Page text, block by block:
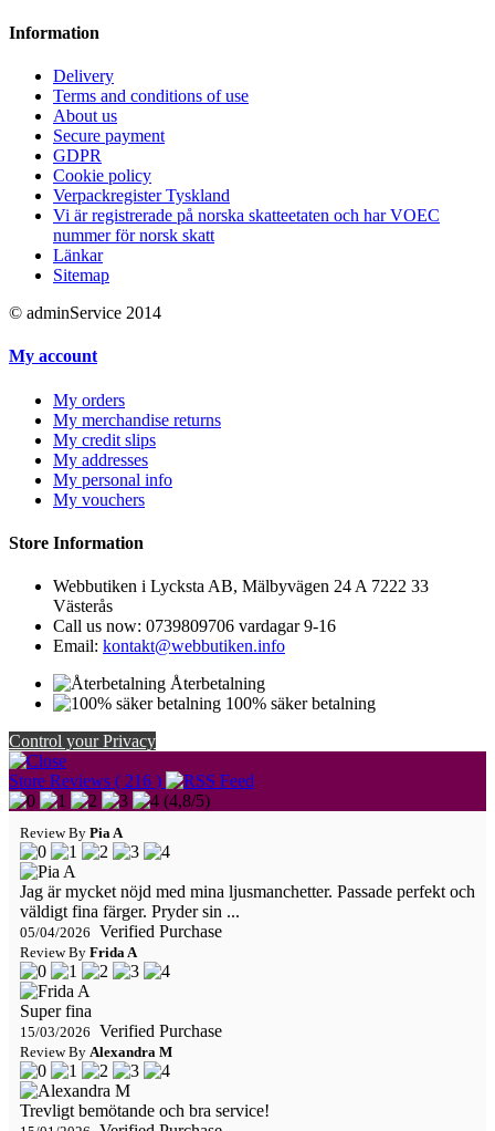
Information
Delivery
Terms and conditions of use
About us
Secure payment
GDPR
Cookie policy
Verpackregister Tyskland
Vi är registrerade på norska skatteetaten och har VOEC
nummer för norsk skatt
Länkar
Sitemap
© adminService 2014
My account
My orders
My merchandise returns
My credit slips
My addresses
My personal info
My vouchers
Store Information
Webbutiken i Lycksta AB, Mälbyvägen 24 A 7222 33
Västerås
Call us now: 0739809706 vardagar 9-16
Email: kontakt@webbutiken.info
Återbetalning
100% säker betalning
Control your Privacy
Store Reviews ( 216 )
(4,8/5)
Review By Pia A
Jag är mycket nöjd med mina ljusmanchetter. Passade perfekt och
väldigt fina färger. Pryder sin ...
05/04/2026 Verified Purchase
Review By Frida A
Super fina
15/03/2026 Verified Purchase
Review By Alexandra M
Trevligt bemötande och bra service!